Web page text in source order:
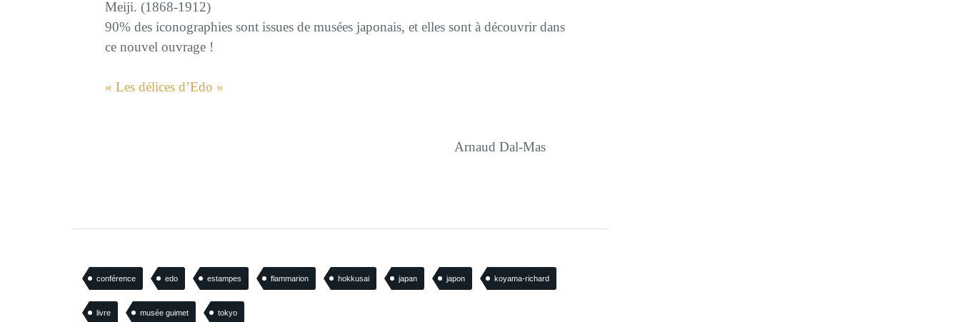
Meiji. (1868-1912)
90% des iconographies sont issues de musées japonais, et elles sont à découvrir dans
ce nouvel ouvrage !
« Les délices d’Edo »
Arnaud Dal-Mas
conférence edo estampes flammarion hokkusai japan japon koyama-richard
livre musée guimet tokyo